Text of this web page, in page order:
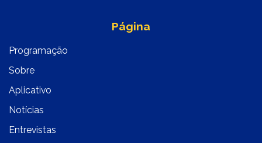
Página
Programação
Sobre
Aplicativo
Notícias
Entrevistas